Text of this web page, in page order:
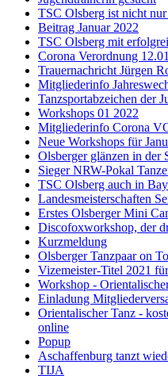
TSC Olsberg ist nicht
Beitrag Januar 2022
TSC Olsberg mit
Corona Verordnung
Trauernachricht Jürgen
Mitgliederinfo
Tanzsportabzeichen der
Workshops 01 2022
Mitgliederinfo Corona
Neue Workshops für
Olsberger glänzen in der
Sieger NRW-Pokal
TSC Olsberg auch in
Landesmeisterschaften
Erstes Olsberger Mini
Discofoxworkshop, der
Kurzmeldung
Olsberger Tanzpaar on
Vizemeister-Titel 2021
Workshop -
Einladung
Orientalischer Tanz -
online
Popup
Aschaffenburg tanzt
TIJA